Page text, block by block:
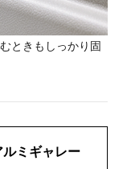
ときもしっかり固
ミギャレー